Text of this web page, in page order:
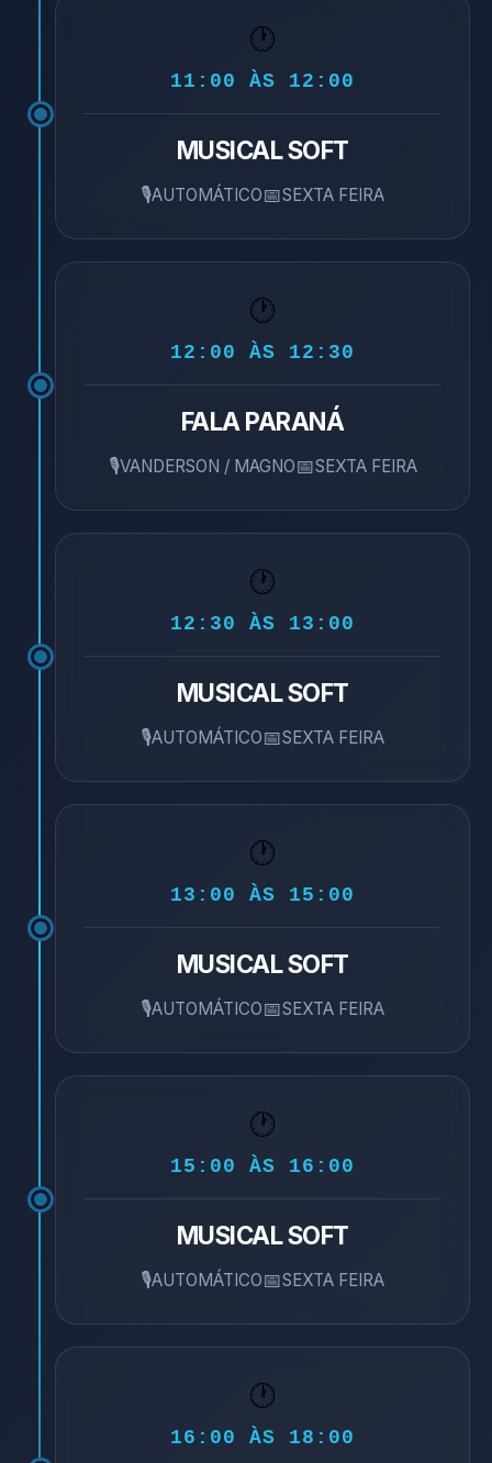
🕐
11:00 ÀS 12:00
MUSICAL SOFT
🎙️AUTOMÁTICO📅SEXTA FEIRA
🕐
12:00 ÀS 12:30
FALA PARANÁ
🎙️VANDERSON / MAGNO📅SEXTA FEIRA
🕐
12:30 ÀS 13:00
MUSICAL SOFT
🎙️AUTOMÁTICO📅SEXTA FEIRA
🕐
13:00 ÀS 15:00
MUSICAL SOFT
🎙️AUTOMÁTICO📅SEXTA FEIRA
🕐
15:00 ÀS 16:00
MUSICAL SOFT
🎙️AUTOMÁTICO📅SEXTA FEIRA
🕐
16:00 ÀS 18:00